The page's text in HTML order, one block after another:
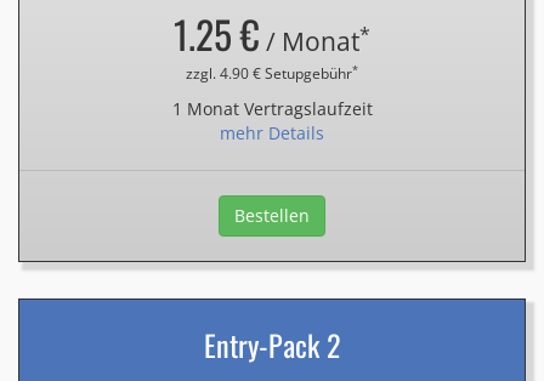
1.25 € / Monat*
zzgl. 4.90 € Setupgebühr*
1 Monat Vertragslaufzeit
mehr Details
Bestellen
Entry-Pack 2